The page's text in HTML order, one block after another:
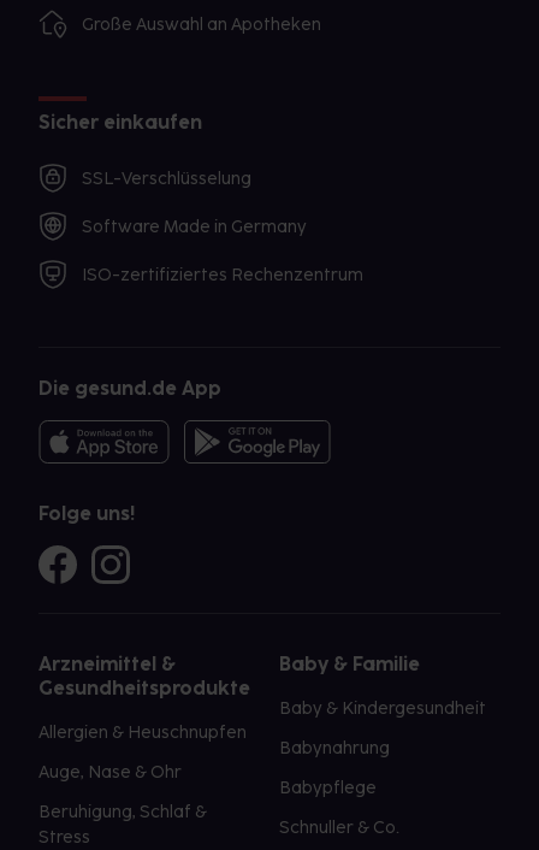
Große Auswahl an Apotheken
Sicher einkaufen
SSL-Verschlüsselung
Software Made in Germany
ISO-zertifiziertes Rechenzentrum
Die gesund.de App
Folge uns!
Arzneimittel &
Gesundheitsprodukte
Allergien & Heuschnupfen
Auge, Nase & Ohr
Beruhigung, Schlaf &
Stress
Baby & Familie
Baby & Kindergesundheit
Babynahrung
Babypflege
Schnuller & Co.